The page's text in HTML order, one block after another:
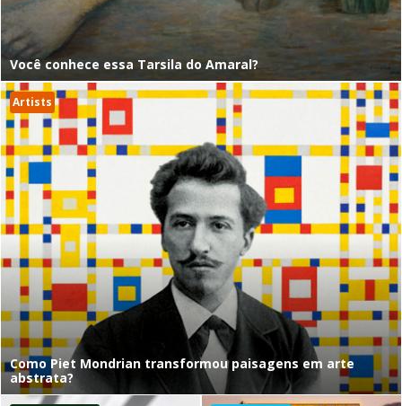
Você conhece essa Tarsila do Amaral?
Artists
Como Piet Mondrian transformou paisagens em arte
abstrata?